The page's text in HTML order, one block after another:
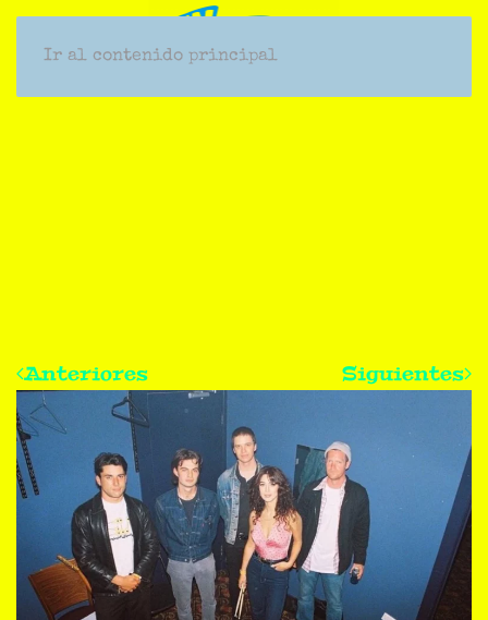
Ir al contenido principal
Anteriores Siguientes